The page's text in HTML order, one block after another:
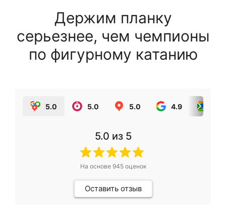
Держим планку
серьезнее, чем чемпионы
по фигурному катанию
5.0 5.0 5.0 4.9
5.0 из 5
На основе 945оценок
Оставить отзыв